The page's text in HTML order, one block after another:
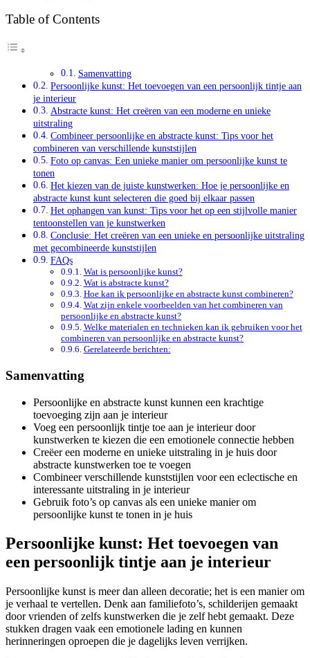
Table of Contents
Samenvatting
Persoonlijke kunst: Het toevoegen van een persoonlijk tintje aan
je interieur
Abstracte kunst: Het creëren van een moderne en unieke
uitstraling
Combineer persoonlijke en abstracte kunst: Tips voor het
combineren van verschillende kunststijlen
Foto op canvas: Een unieke manier om persoonlijke kunst te
tonen
Het kiezen van de juiste kunstwerken: Hoe je persoonlijke en
abstracte kunst kunt selecteren die goed bij elkaar passen
Het ophangen van kunst: Tips voor het op een stijlvolle manier
tentoonstellen van je kunstwerken
Conclusie: Het creëren van een unieke en persoonlijke uitstraling
met gecombineerde kunststijlen
FAQs
Wat is persoonlijke kunst?
Wat is abstracte kunst?
Hoe kan ik persoonlijke en abstracte kunst combineren?
Wat zijn enkele voorbeelden van het combineren van
persoonlijke en abstracte kunst?
Welke materialen en technieken kan ik gebruiken voor het
combineren van persoonlijke en abstracte kunst?
Gerelateerde berichten:
Samenvatting
Persoonlijke en abstracte kunst kunnen een krachtige
toevoeging zijn aan je interieur
Voeg een persoonlijk tintje toe aan je interieur door
kunstwerken te kiezen die een emotionele connectie hebben
Creëer een moderne en unieke uitstraling in je huis door
abstracte kunstwerken toe te voegen
Combineer verschillende kunststijlen voor een eclectische en
interessante uitstraling in je interieur
Gebruik foto’s op canvas als een unieke manier om
persoonlijke kunst te tonen in je huis
Persoonlijke kunst: Het toevoegen van
een persoonlijk tintje aan je interieur
Persoonlijke kunst is meer dan alleen decoratie; het is een manier om
je verhaal te vertellen. Denk aan familiefoto’s, schilderijen gemaakt
door vrienden of zelfs kunstwerken die je zelf hebt gemaakt. Deze
stukken dragen vaak een emotionele lading en kunnen
herinneringen oproepen die je dagelijks leven verrijken.